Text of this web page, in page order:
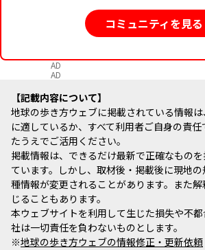
コミュニティを見る
AD
AD
記載内容について
地球の歩き方ウェブに掲載されている情報
に適しているか、すべて利用者ご自身の責
たうえでご活用ください。
掲載情報は、できるだけ最新で正確なもの
ています。しかし、取材後・掲載後に現地
種情報が変更されることがあります。また
じることもあります。
本ウェブサイトを利用して生じた損失や不
社は一切責任を負わないものとします。
※地球の歩き方ウェブの情報修正・更新依頼